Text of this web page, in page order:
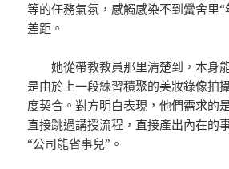
等的任務氣氛，感觸感染不到黌舍里“
差距。
她從帶教教員那里清楚到，本身
是由於上一段練習積聚的美妝錄像拍
度契合。對方明白表現，他們需求的
直接跳過講授流程，直接產出內在的
“公司能省事兒”。